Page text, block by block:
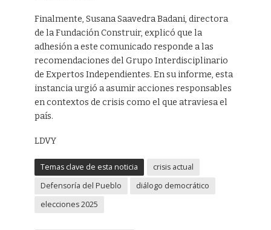
Finalmente, Susana Saavedra Badani, directora
de la Fundación Construir, explicó que la
adhesión a este comunicado responde a las
recomendaciones del Grupo Interdisciplinario
de Expertos Independientes. En su informe, esta
instancia urgió a asumir acciones responsables
en contextos de crisis como el que atraviesa el
país.
LDVY
Temas clave de esta noticia
crisis actual
Defensoría del Pueblo
diálogo democrático
elecciones 2025